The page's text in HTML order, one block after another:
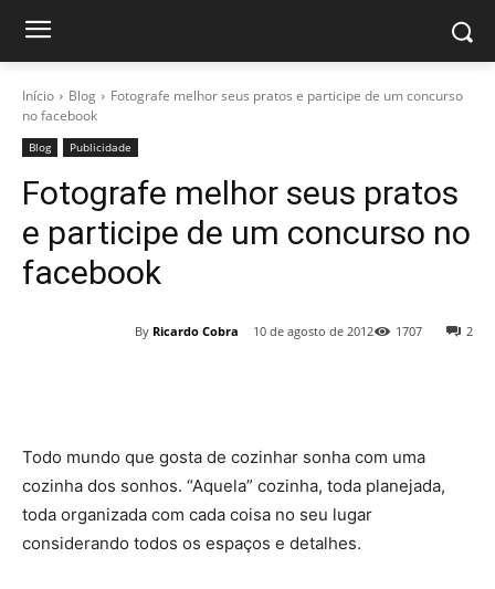
Início Blog
Fotografe melhor seus pratos e participe de um concurso
no facebook
Blog Publicidade
Fotografe melhor seus pratos
e participe de um concurso no
facebook
By Ricardo Cobra 10 de agosto de 2012 2
1707
Todo mundo que gosta de cozinhar sonha com uma
cozinha dos sonhos. “Aquela” cozinha, toda planejada,
toda organizada com cada coisa no seu lugar
considerando todos os espaços e detalhes.